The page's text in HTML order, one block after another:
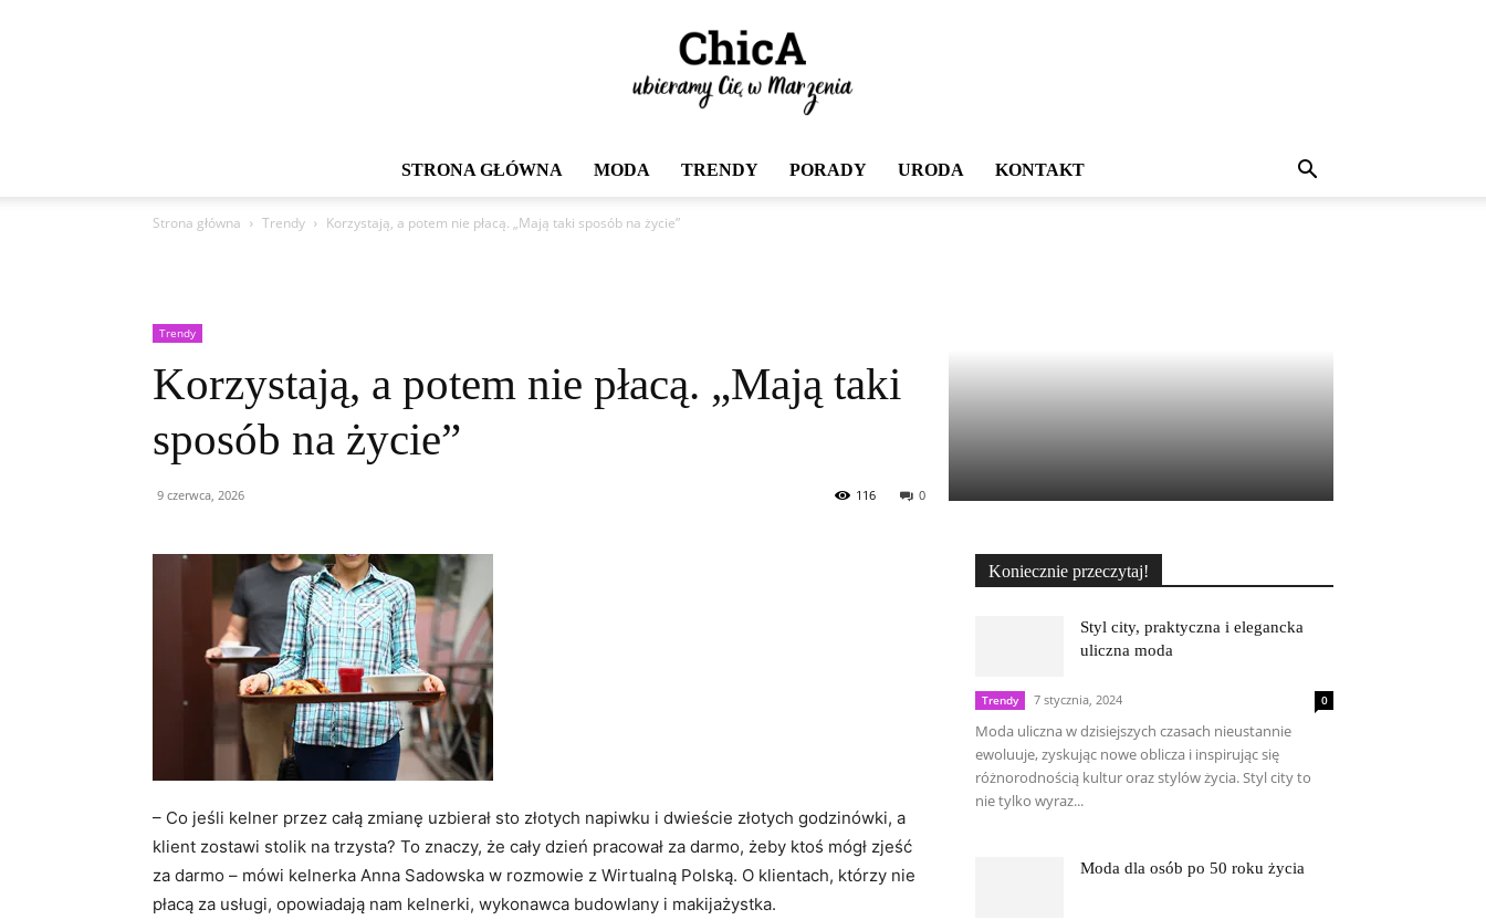
STRONA GŁÓWNA MODA TRENDY PORADY URODA KONTAKT
Strona główna Trendy Korzystają, a potem nie płacą. „Mają taki sposób na życie”
Trendy
Korzystają, a potem nie płacą. „Mają taki
sposób na życie”
9 czerwca, 2026 0
116
– Co jeśli kelner przez całą zmianę uzbierał sto złotych napiwku i dwieście złotych godzinówki, a
klient zostawi stolik na trzysta? To znaczy, że cały dzień pracował za darmo, żeby ktoś mógł zjeść
za darmo – mówi kelnerka Anna Sadowska w rozmowie z Wirtualną Polską. O klientach, którzy nie
płacą za usługi, opowiadają nam kelnerki, wykonawca budowlany i makijażystka.
Koniecznie przeczytaj!
Styl city, praktyczna i elegancka
uliczna moda
Trendy 7 stycznia, 2024 0
Moda uliczna w dzisiejszych czasach nieustannie
ewoluuje, zyskując nowe oblicza i inspirując się
różnorodnością kultur oraz stylów życia. Styl city to
nie tylko wyraz...
Moda dla osób po 50 roku życia